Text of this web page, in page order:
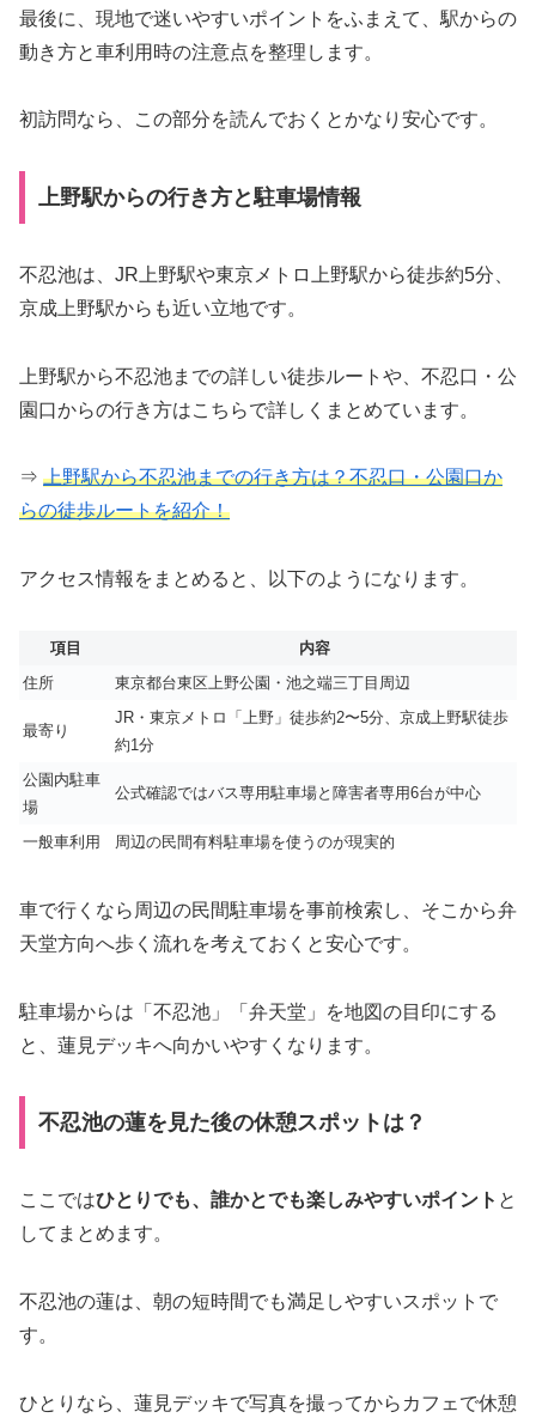
最後に、現地で迷いやすいポイントをふまえて、駅からの
動き方と車利用時の注意点を整理します。
初訪問なら、この部分を読んでおくとかなり安心です。
上野駅からの行き方と駐車場情報
不忍池は、JR上野駅や東京メトロ上野駅から徒歩約5分、
京成上野駅からも近い立地です。
上野駅から不忍池までの詳しい徒歩ルートや、不忍口・公
園口からの行き方はこちらで詳しくまとめています。
⇒ 上野駅から不忍池までの行き方は？不忍口・公園口か
らの徒歩ルートを紹介！
アクセス情報をまとめると、以下のようになります。
項目
内容
住所
東京都台東区上野公園・池之端三丁目周辺
最寄り
JR・東京メトロ「上野」徒歩約2〜5分、京成上野駅徒歩
約1分
公園内駐車
場
公式確認ではバス専用駐車場と障害者専用6台が中心
一般車利用 周辺の民間有料駐車場を使うのが現実的
車で行くなら周辺の民間駐車場を事前検索し、そこから弁
天堂方向へ歩く流れを考えておくと安心です。
駐車場からは「不忍池」「弁天堂」を地図の目印にする
と、蓮見デッキへ向かいやすくなります。
不忍池の蓮を見た後の休憩スポットは？
ここではひとりでも、誰かとでも楽しみやすいポイント と
してまとめます。
不忍池の蓮は、朝の短時間でも満足しやすいスポットで
す。
ひとりなら、蓮見デッキで写真を撮ってからカフェで休憩